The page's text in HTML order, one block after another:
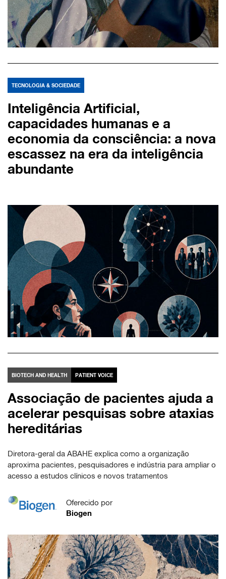
TECNOLOGIA & SOCIEDADE
Inteligência Artificial,
capacidades humanas e a
economia da consciência: a nova
escassez na era da inteligência
abundante
BIOTECH AND HEALTH PATIENT VOICE
Associação de pacientes ajuda a
acelerar pesquisas sobre ataxias
hereditárias
Diretora-geral da ABAHE explica como a organização
aproxima pacientes, pesquisadores e indústria para ampliar o
acesso a estudos clínicos e novos tratamentos
Oferecido por
Biogen